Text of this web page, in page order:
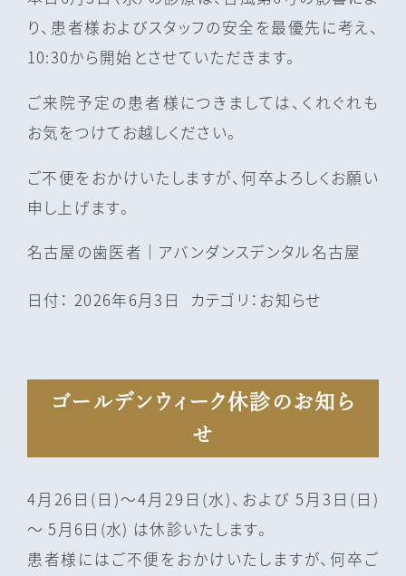
り、患者様およびスタッフの安全を最優先に考え、
10:30から開始とさせていただきます。
ご来院予定の患者様につきましては、くれぐれも
お気をつけてお越しください。
ご不便をおかけいたしますが、何卒よろしくお願い
申し上げます。
名古屋の⻭医者｜アバンダンスデンタル名古屋
日付：2026年6月3日 カテゴリ： お知らせ
ゴールデンウィーク休診のお知ら
せ
4月26日(日)～4月29日(水)、および 5月3日(日)
～ 5月6日(水) は休診いたします。
患者様にはご不便をおかけいたしますが、何卒ご